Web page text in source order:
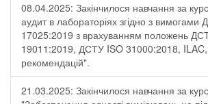
08.04.2025: Закінчилося навчання за
аудит в лабораторіях згідно з
17025:2019 з врахуванням положень
19011:2019, ДСТУ ISO 31000:2018,
рекомендацій".
21.03.2025: Закінчилося навчання за